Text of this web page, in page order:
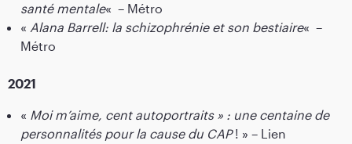
santé mentale« – Métro
« Alana Barrell: la schizophrénie et son bestiaire« –
Métro
2021
« Moi m’aime, cent autoportraits » : une centaine de
personnalités pour la cause du CAP! » – Lien